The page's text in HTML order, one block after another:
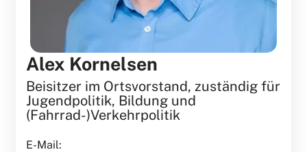
Alex Kornelsen
Beisitzer im Ortsvorstand, zuständig für
Jugendpolitik, Bildung und
(Fahrrad-)Verkehrpolitik
E-Mail: